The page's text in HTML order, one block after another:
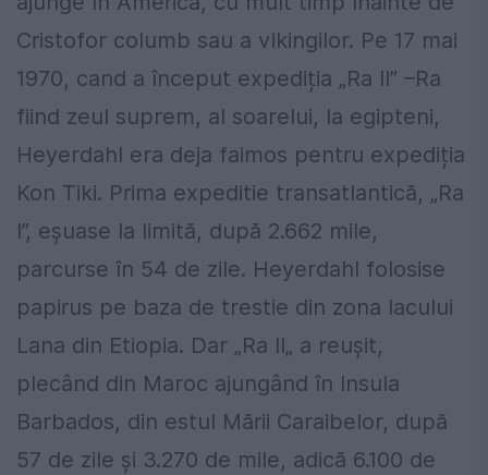
Cristofor columb sau a vikingilor. Pe 17 mai
1970, cand a început expediția „Ra II” –Ra
fiind zeul suprem, al soarelui, la egipteni,
Heyerdahl era deja faimos pentru expediția
Kon Tiki. Prima expeditie transatlantică, „Ra
I”, eșuase la limită, după 2.662 mile,
parcurse în 54 de zile. Heyerdahl folosise
papirus pe baza de trestie din zona lacului
Lana din Etiopia. Dar „Ra II„ a reușit,
plecând din Maroc ajungând în Insula
Barbados, din estul Mării Caraibelor, după
57 de zile și 3.270 de mile, adică 6.100 de